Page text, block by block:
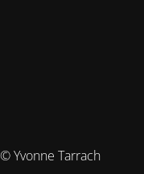
© Yvonne Tarrach